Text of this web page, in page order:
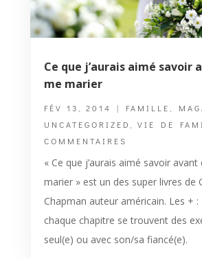
Ce que j’aurais aimé savoir
me marier
FÉV 13, 2014 | FAMILLE
UNCATEGORIZED
VIE DE
COMMENTAIRES
« Ce que j’aurais aimé savoir avant
marier » est un des super livres de
Chapman auteur américain. Les +
chaque chapitre se trouvent des
seul(e) ou avec son/sa fiancé(e).